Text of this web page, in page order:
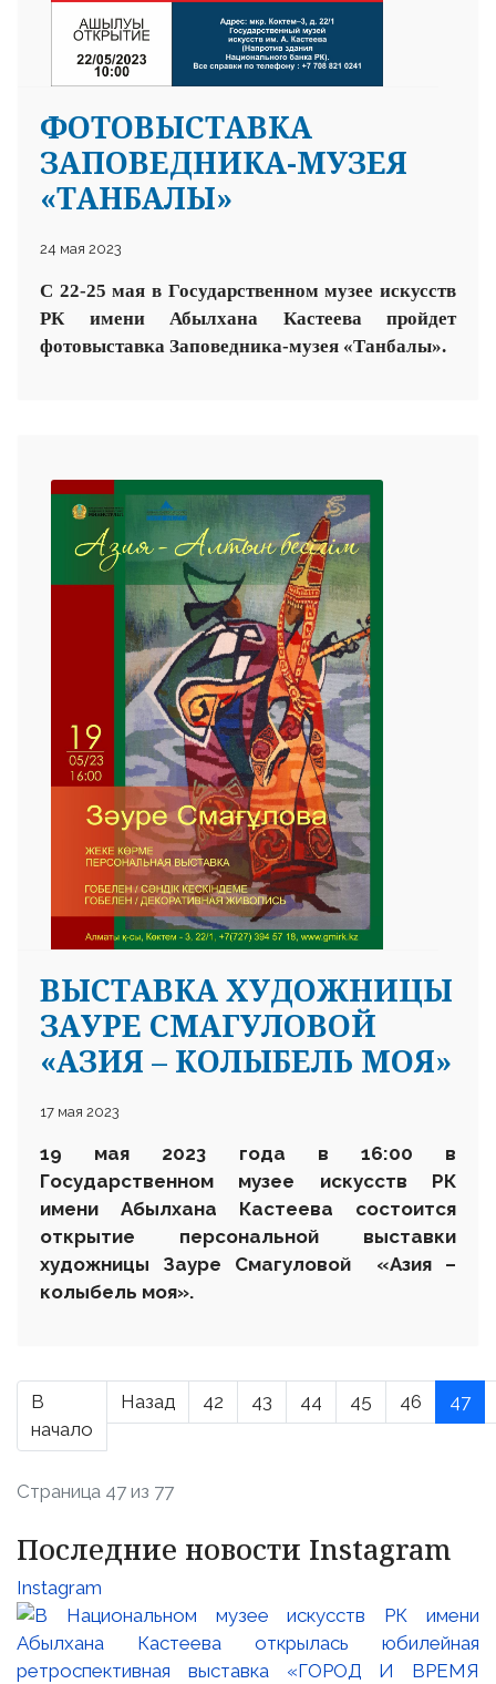
ФОТОВЫСТАВКА
ЗАПОВЕДНИКА-МУЗЕЯ
«ТАНБАЛЫ»
24 мая 2023
С 22-25 мая в Государственном музее искусств
РК имени Абылхана Кастеева пройдет
фотовыставка Заповедника-музея «Танбалы».
ВЫСТАВКА ХУДОЖНИЦЫ
ЗАУРЕ СМАГУЛОВОЙ
«АЗИЯ – КОЛЫБЕЛЬ МОЯ»
17 мая 2023
19 мая 2023 года в 16:00 в
Государственном музее искусств РК
имени Абылхана Кастеева состоится
открытие персональной выставки
художницы Зауре Смагуловой «Азия –
колыбель моя».
В
начало
Назад 42 43 44 45 46 47
Страница 47 из 77
Последние новости Instagram
Instagram